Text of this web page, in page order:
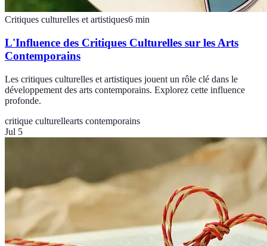
Critiques culturelles et artistiques6 min
L'Influence des Critiques Culturelles sur les Arts
Contemporains
Les critiques culturelles et artistiques jouent un rôle clé dans le
développement des arts contemporains. Explorez cette influence
profonde.
critique culturellearts contemporains
Jul 5